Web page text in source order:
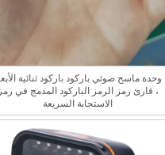
وحدة ماسح ضوئي باركود باركود ثنائية
، قارئ رمز الرمز الباركود المدمج في رمز
الاستجابة السريعة